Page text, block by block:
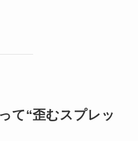
て“歪むスプレッ